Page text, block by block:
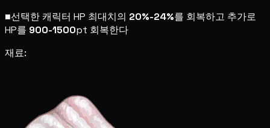
■선택한 캐릭터 HP 최대치의 20%-24%를 회복하고 추가로
HP를 900-1500pt 회복한다
재료: